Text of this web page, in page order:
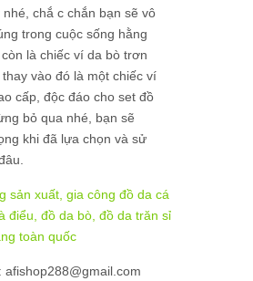
chắ c chắn bạn sẽ vô
trong cuộc sống hằng
là chiếc ví da bò trơn
vào đó là một chiếc ví
cấp, độc đáo cho set đồ
bỏ qua nhé, bạn sẽ
khi đã lựa chọn và sử
sản xuất, gia công đồ da cá
điểu, đồ da bò, đồ da trăn sỉ
toàn quốc
afishop288@gmail.com